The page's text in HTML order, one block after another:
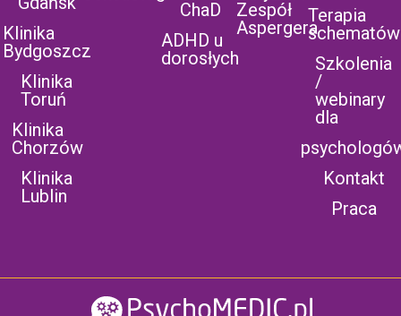
Klinika
Bydgoszcz
Klinika
Toruń
Klinika
Chorzów
Klinika
Lublin
ChaD
ADHD u
dorosłych
Zespół
Aspergera
Terapia
schematów
Szkolenia
/
webinary
dla
Kontakt
Praca